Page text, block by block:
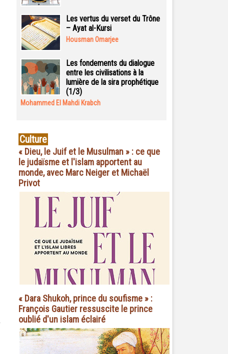
Les vertus du verset du Trône
– Ayat al-Kursi
Housman Omarjee
Les fondements du dialogue
entre les civilisations à la
lumière de la sira prophétique
(1/3)
Mohammed El Mahdi Krabch
Culture
« Dieu, le Juif et le Musulman » : ce que
le judaïsme et l'islam apportent au
monde, avec Marc Neiger et Michaël
Privot
« Dara Shukoh, prince du soufisme » :
François Gautier ressuscite le prince
oublié d'un islam éclairé